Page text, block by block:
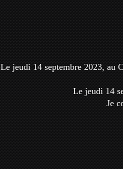
Le jeudi 14 septembre 2023, au
Le jeudi 14
Je